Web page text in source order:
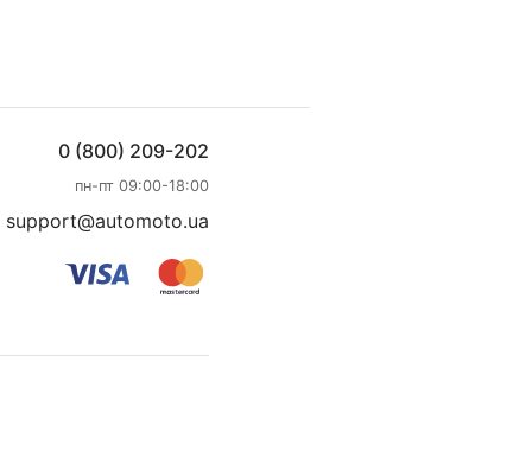
0 (800) 209-202
пн-пт 09:00-18:00
support@automoto.ua